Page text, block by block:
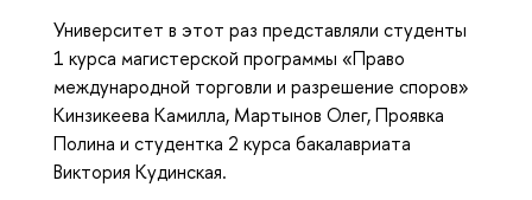
Университет в этот раз представляли студенты
1 курса магистерской программы «Право
международной торговли и разрешение споров»
Кинзикеева Камилла, Мартынов Олег, Проявка
Полина и студентка 2 курса бакалавриата
Виктория Кудинская.